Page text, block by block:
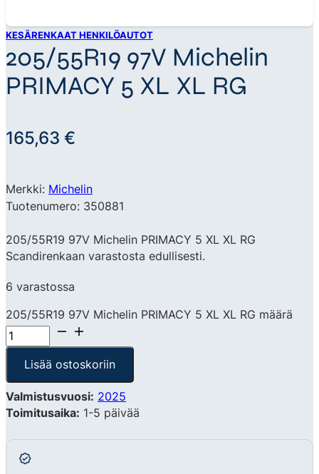
KESÄRENKAAT HENKILÖAUTOT
205/55R19 97V Michelin
PRIMACY 5 XL XL RG
165,63 €
Merkki: Michelin
Tuotenumero: 350881
205/55R19 97V Michelin PRIMACY 5 XL XL RG
Scandirenkaan varastosta edullisesti.
6 varastossa
205/55R19 97V Michelin PRIMACY 5 XL XL RG määrä
Lisää ostoskoriin
Valmistusvuosi: 2025
Toimitusaika: 1-5 päivää